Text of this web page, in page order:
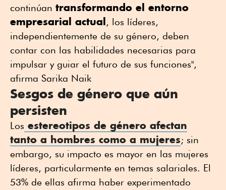
continúan transformando el entorno
empresarial actual , los líderes,
independientemente de su género, deben
contar con las habilidades necesarias para
impulsar y guiar el futuro de sus funciones",
afirma Sarika Naik
Sesgos de género que aún
persisten
Los estereotipos de género afectan
tanto a hombres como a mujeres; sin
embargo, su impacto es mayor en las mujeres
líderes, particularmente en temas salariales. El
53% de ellas afirma haber experimentado